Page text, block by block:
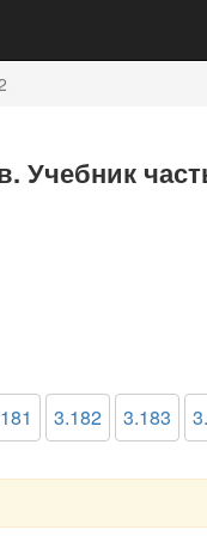
Учебник
3.182 3.183